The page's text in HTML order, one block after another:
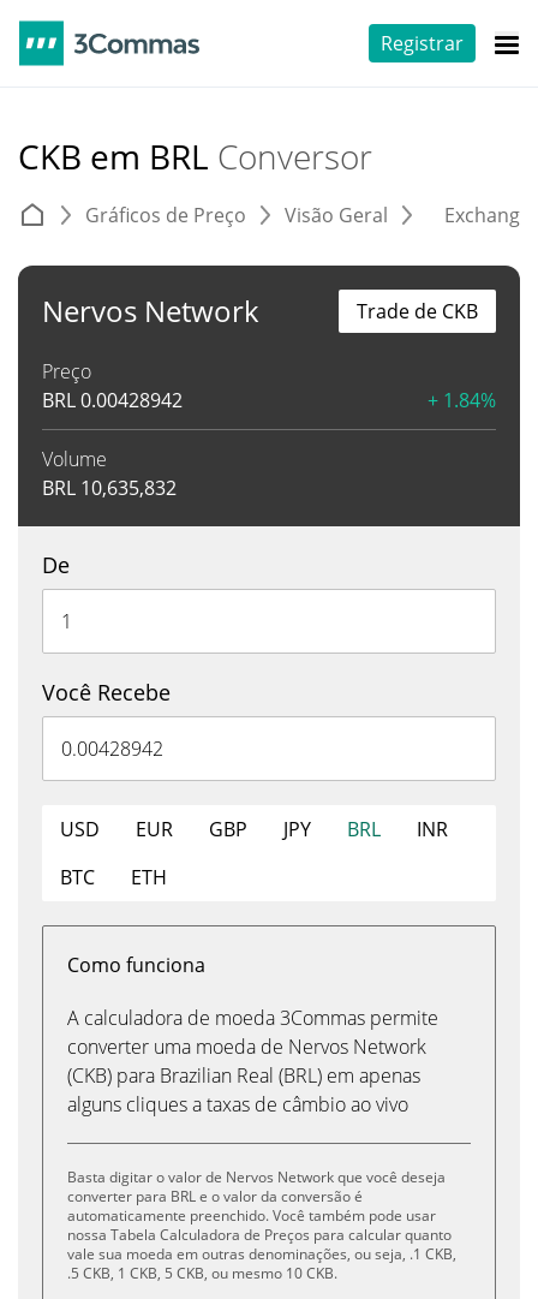
Registrar
CKB em BRL Conversor
Gráficos de Preço Visão Geral
Nervos Network
Preço
BRL0.00428942 + 1.84%
Volume
BRL 10,635,832
Trade de CKB
De
Você Recebe
USD EUR GBP JPY BRL
INR
BTC
ETH
Como funciona
A calculadora de moeda 3Commas permite
converter uma moeda de Nervos Network
(CKB) para Brazilian Real (BRL) em apenas
alguns cliques a taxas de câmbio ao vivo
Basta digitar o valor de Nervos Network que você deseja
converter para BRL e o valor da conversão é
automaticamente preenchido. Você também pode usar
nossa Tabela Calculadora de Preços para calcular quanto
vale sua moeda em outras denominações, ou seja, .1 CKB,
.5 CKB, 1 CKB, 5 CKB, ou mesmo 10 CKB.